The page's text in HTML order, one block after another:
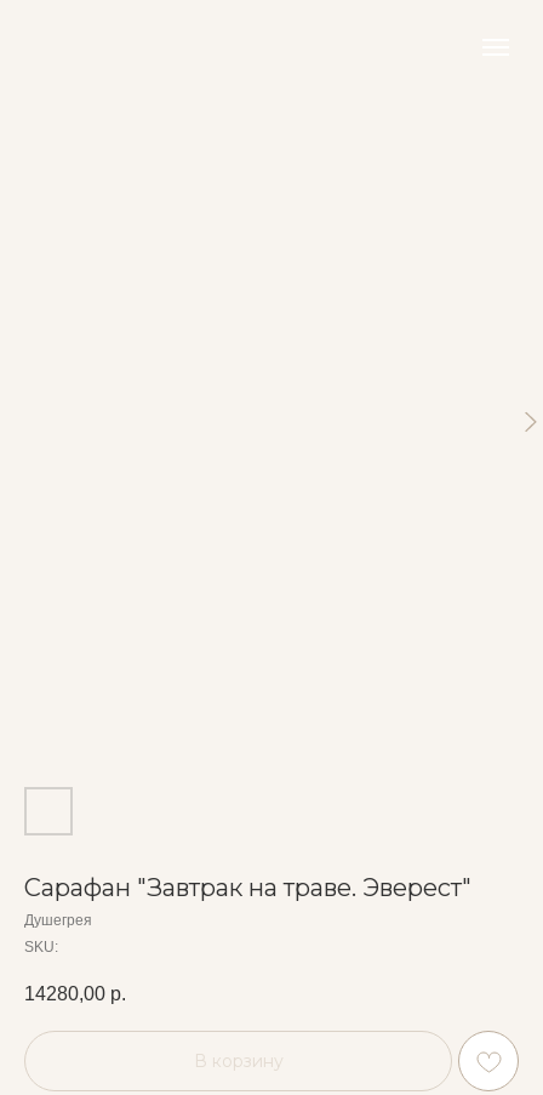
Сарафан "Завтрак на траве. Эверест"
Душегрея
SKU:
14280,00 р.
В корзину